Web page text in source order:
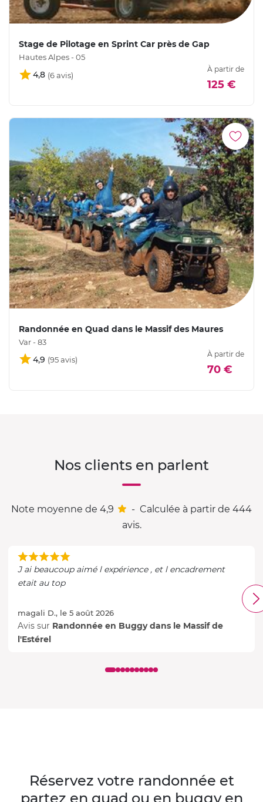
Stage de Pilotage en Sprint Car près de Gap
Hautes Alpes - 05
4,8
À partir de
125 €
Randonnée en Quad dans le Massif des Maures
Var - 83
4,9
À partir de
70 €
Nos clients en parlent
Note moyenne de 4,9 - Calculée à partir de 444
avis.
J ai beaucoup aimé l expérience , et l encadrement
etait au top
magali D., le 5 août 2026
Avis sur Randonnée en Buggy dans le Massif de
l'Estérel
Réservez votre randonnée et
partez en quad ou en buggy en